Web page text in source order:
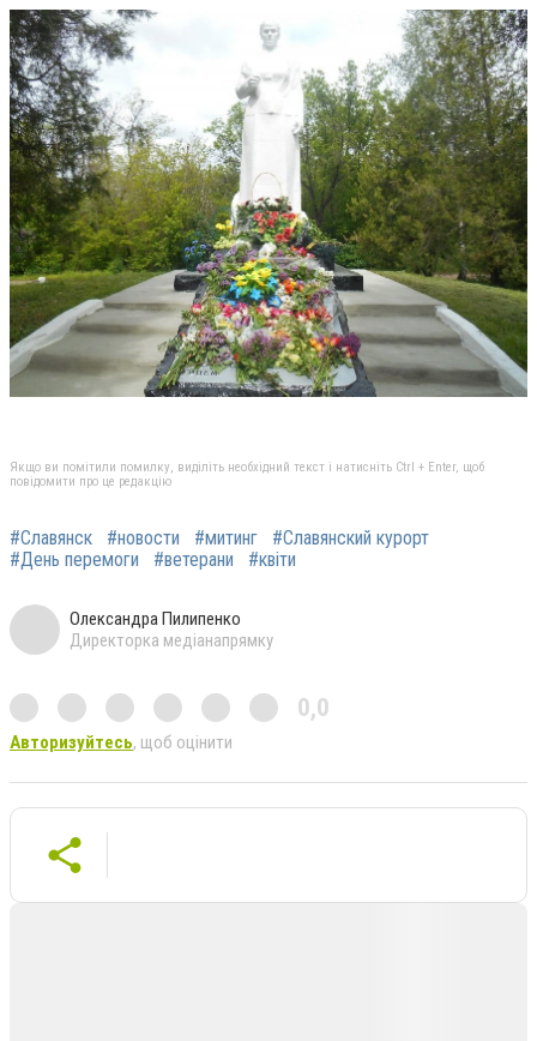
Якщо ви помітили помилку, виділіть необхідний текст і натисніть Ctrl + Enter, щоб
повідомити про це редакцію
#Славянск #новости #митинг
#Славянский курорт
#День перемоги
#ветерани #квіти
Олександра Пилипенко
Директорка медіанапрямку
0,0
Авторизуйтесь, щоб оцінити